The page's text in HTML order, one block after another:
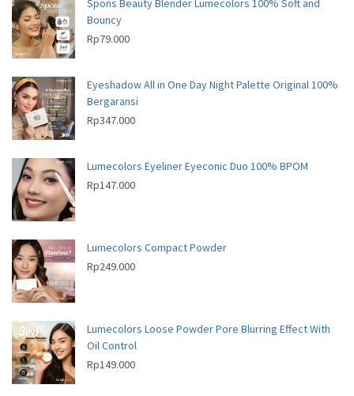
s
t
s
Spons Beauty Blender Lumecolors 100% Soft and
Bouncy
Rp79.000
Eyeshadow All in One Day Night Palette Original 100%
Bergaransi
Rp347.000
Lumecolors Eyeliner Eyeconic Duo 100% BPOM
Rp147.000
Lumecolors Compact Powder
Rp249.000
Lumecolors Loose Powder Pore Blurring Effect With
Oil Control
Rp149.000